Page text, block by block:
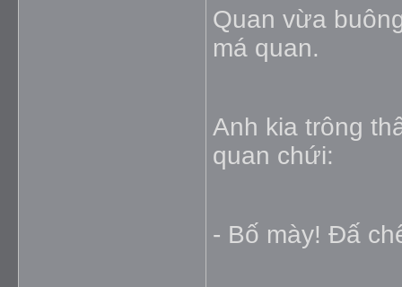
Quan vừa
má quan.
Anh kia trông
quan chứi:
- Bố mày! Ðấ